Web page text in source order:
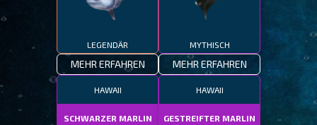
LEGENDÄR
MEHR ERFAHREN
MYTHISCH
MEHR ERFAHREN
HAWAII
SCHWARZER MARLIN
HAWAII
GESTREIFTER MARLIN